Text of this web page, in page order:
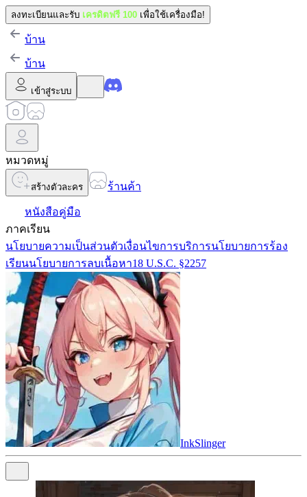
ลงทะเบียนและรับ เครดิตฟรี 100 เพื่อใช้เครื่องมือ!
บ้าน
บ้าน
เข้าสู่ระบบ
หมวดหมู่
สร้างตัวละคร ร้านค้า
หนังสือคู่มือ
ภาคเรียน
นโยบายความเป็นส่วนตัวเงื่อนไขการบริการนโยบายการร้อง
เรียนนโยบายการลบเนื้อหา18 U.S.C. §2257
InkSlinger